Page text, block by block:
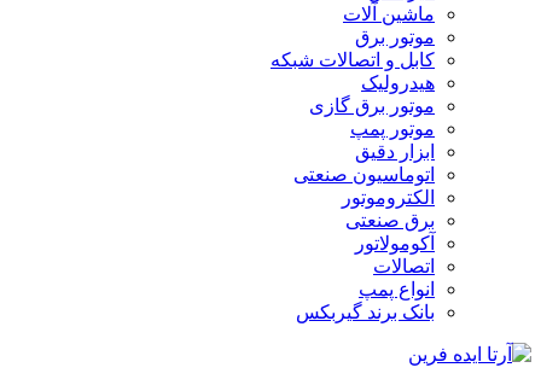
ماشین آلات
موتور برق
کابل و اتصالات شبکه
هیدرولیک
موتور برق گازی
موتور پمپ
ابزار دقیق
اتوماسیون صنعتی
الکتروموتور
برق صنعتی
آکومولاتور
اتصالات
انواع پمپ
بانک برند گیربکس